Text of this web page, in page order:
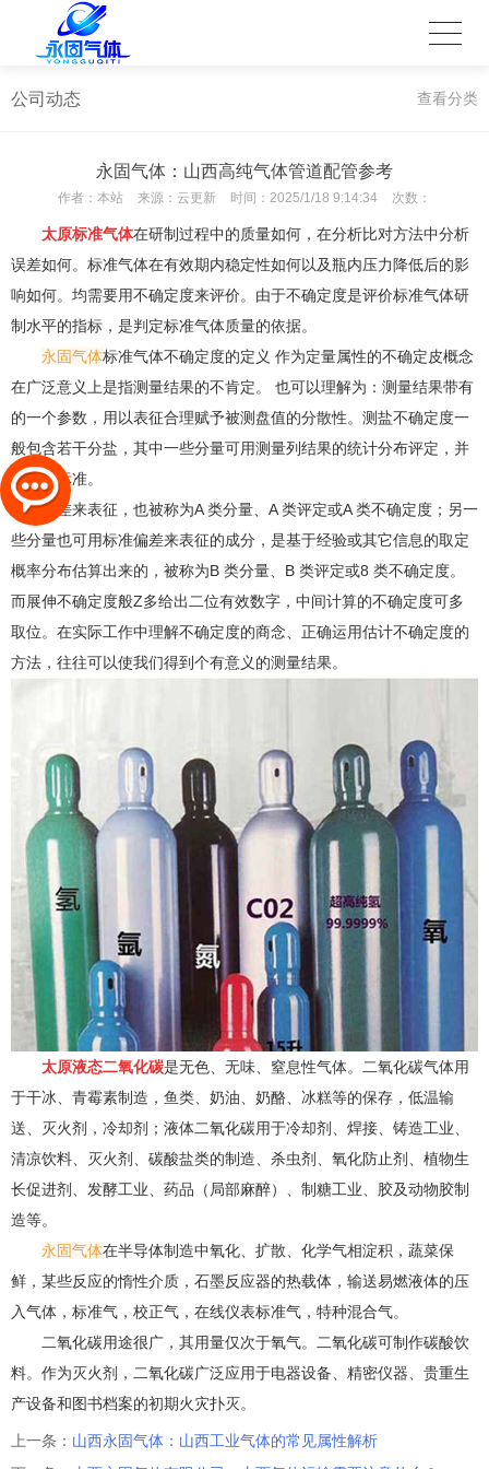
公司动态 查看分类
永固气体：山西高纯气体管道配管参考
作者： 本站 来源： 云更新 时间： 2025/1/18 9:14:34 次数：
太原标准气体在研制过程中的质量如何，在分析比对方法中分析
误差如何。标准气体在有效期内稳定性如何以及瓶内压力降低后的影
响如何。均需要用不确定度来评价。由于不确定度是评价标准气体研
制水平的指标，是判定标准气体质量的依据。
永固气体标准气体不确定度的定义 作为定量属性的不确定皮概念
在广泛意义上是指测量结果的不肯定。 也可以理解为：测量结果带有
的一个参数，用以表征合理赋予被测盘值的分散性。测盐不确定度一
般包含若干分盐，其中一些分量可用测量列结果的统计分布评定，并
以实验标准。
偏差来表征，也被称为A 类分量、A 类评定或A 类不确定度；另一
些分量也可用标准偏差来表征的成分，是基于经验或其它信息的取定
概率分布估算出来的，被称为B 类分量、B 类评定或8 类不确定度。
而展伸不确定度般Z多给出二位有效数字，中间计算的不确定度可多
取位。在实际工作中理解不确定度的商念、正确运用估计不确定度的
方法，往往可以使我们得到个有意义的测量结果。
太原液态二氧化碳是无色、无味、窒息性气体。二氧化碳气体用
于干冰、青霉素制造，鱼类、奶油、奶酪、冰糕等的保存，低温输
送、灭火剂，冷却剂；液体二氧化碳用于冷却剂、焊接、铸造工业、
清凉饮料、灭火剂、碳酸盐类的制造、杀虫剂、氧化防止剂、植物生
长促进剂、发酵工业、药品（局部麻醉）、制糖工业、胶及动物胶制
造等。
永固气体在半导体制造中氧化、扩散、化学气相淀积，蔬菜保
鲜，某些反应的惰性介质，石墨反应器的热载体，输送易燃液体的压
入气体，标准气，校正气，在线仪表标准气，特种混合气。
二氧化碳用途很广，其用量仅次于氧气。二氧化碳可制作碳酸饮
料。作为灭火剂，二氧化碳广泛应用于电器设备、精密仪器、贵重生
产设备和图书档案的初期火灾扑灭。
上一条： 山西永固气体：山西工业气体的常见属性解析